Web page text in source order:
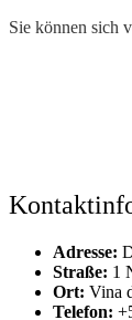
Sie können sich
Adresse:
Straße: 1
Ort: Vina
Telefon: